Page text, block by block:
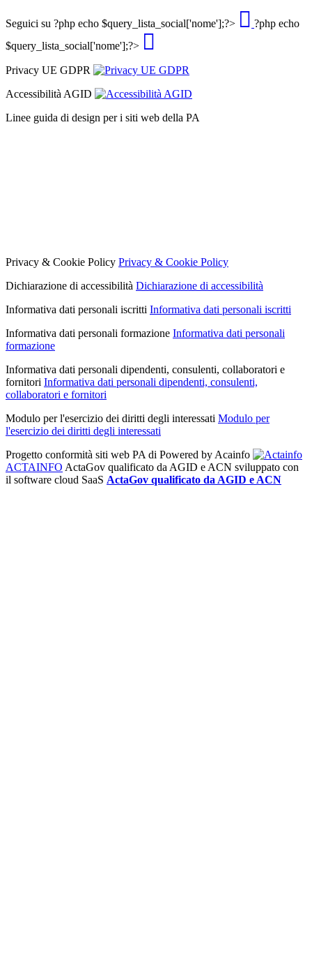
Seguici su ?php echo $query_lista_social['nome'];?>
?php echo
$query_lista_social['nome'];?>
Privacy UE GDPR
Accessibilità AGID
Linee guida di design per i siti web della PA
Privacy & Cookie Policy Privacy & Cookie Policy
Dichiarazione di accessibilità Dichiarazione di accessibilità
Informativa dati personali iscritti Informativa dati personali iscritti
Informativa dati personali formazione Informativa dati personali
formazione
Informativa dati personali dipendenti, consulenti, collaboratori e
fornitori Informativa dati personali dipendenti, consulenti,
collaboratori e fornitori
Modulo per l'esercizio dei diritti degli interessati Modulo per
l'esercizio dei diritti degli interessati
Progetto conformità siti web PA di Powered by Acainfo
ACTAINFO ActaGov qualificato da AGID e ACN sviluppato con
il software cloud SaaS ActaGov qualificato da AGID e ACN